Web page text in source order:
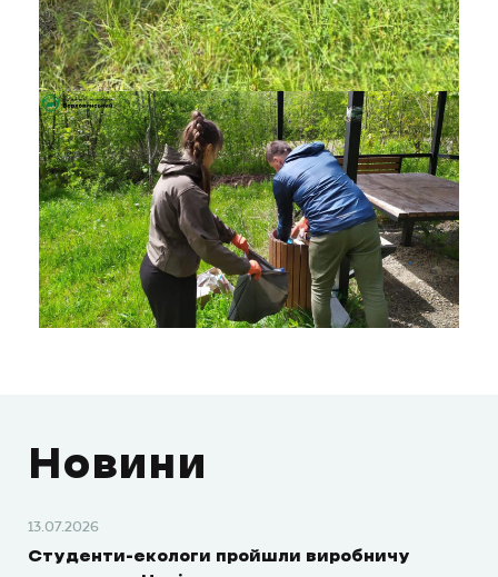
Новини
13.07.2026
Студенти-екологи пройшли виробничу